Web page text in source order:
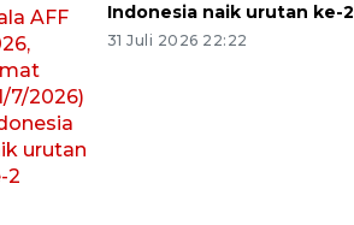
Indonesia naik urutan ke-2
31 Juli 2026 22:22